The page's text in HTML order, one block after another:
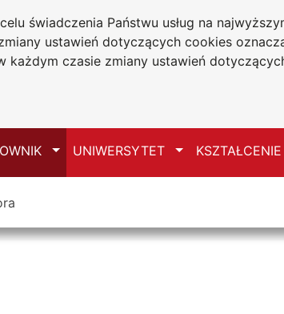
świadczenia Państwu usług na
ustawień dotyczących cookies
każdym czasie zmiany ustawień
Przełącz
UNIWERSYTET Przełącz
KSZTAŁCENIE